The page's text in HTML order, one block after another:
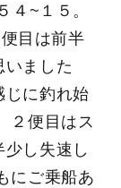
４~１５。
目は前半
いました
じに釣れ始
２便目はス
し失速し
にご乗船あ